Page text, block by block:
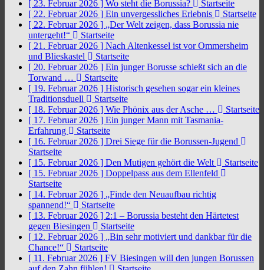
[ 23. Februar 2026 ] Wo steht die Borussia?
Startseite
[ 22. Februar 2026 ] Ein unvergessliches Erlebnis
Startseite
[ 22. Februar 2026 ] „Der Welt zeigen, dass Borussia nie
untergeht!“
Startseite
[ 21. Februar 2026 ] Nach Altenkessel ist vor Ommersheim
und Blieskastel
Startseite
[ 20. Februar 2026 ] Ein junger Borusse schießt sich an die
Torwand …
Startseite
[ 19. Februar 2026 ] Historisch gesehen sogar ein kleines
Traditionsduell
Startseite
[ 18. Februar 2026 ] Wie Phönix aus der Asche …
Startseite
[ 17. Februar 2026 ] Ein junger Mann mit Tasmania-
Erfahrung
Startseite
[ 16. Februar 2026 ] Drei Siege für die Borussen-Jugend
Startseite
[ 15. Februar 2026 ] Den Mutigen gehört die Welt
Startseite
[ 15. Februar 2026 ] Doppelpass aus dem Ellenfeld
Startseite
[ 14. Februar 2026 ] „Finde den Neuaufbau richtig
spannend!“
Startseite
[ 13. Februar 2026 ] 2:1 – Borussia besteht den Härtetest
gegen Biesingen
Startseite
[ 12. Februar 2026 ] „Bin sehr motiviert und dankbar für die
Chance!“
Startseite
[ 11. Februar 2026 ] FV Biesingen will den jungen Borussen